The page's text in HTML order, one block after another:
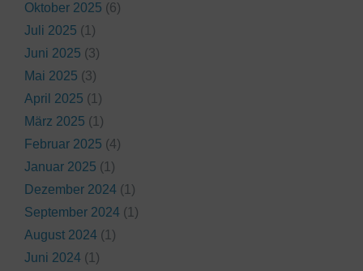
Oktober 2025 (6)
Juli 2025 (1)
Juni 2025 (3)
Mai 2025 (3)
April 2025 (1)
März 2025 (1)
Februar 2025 (4)
Januar 2025 (1)
Dezember 2024 (1)
September 2024 (1)
August 2024 (1)
Juni 2024 (1)